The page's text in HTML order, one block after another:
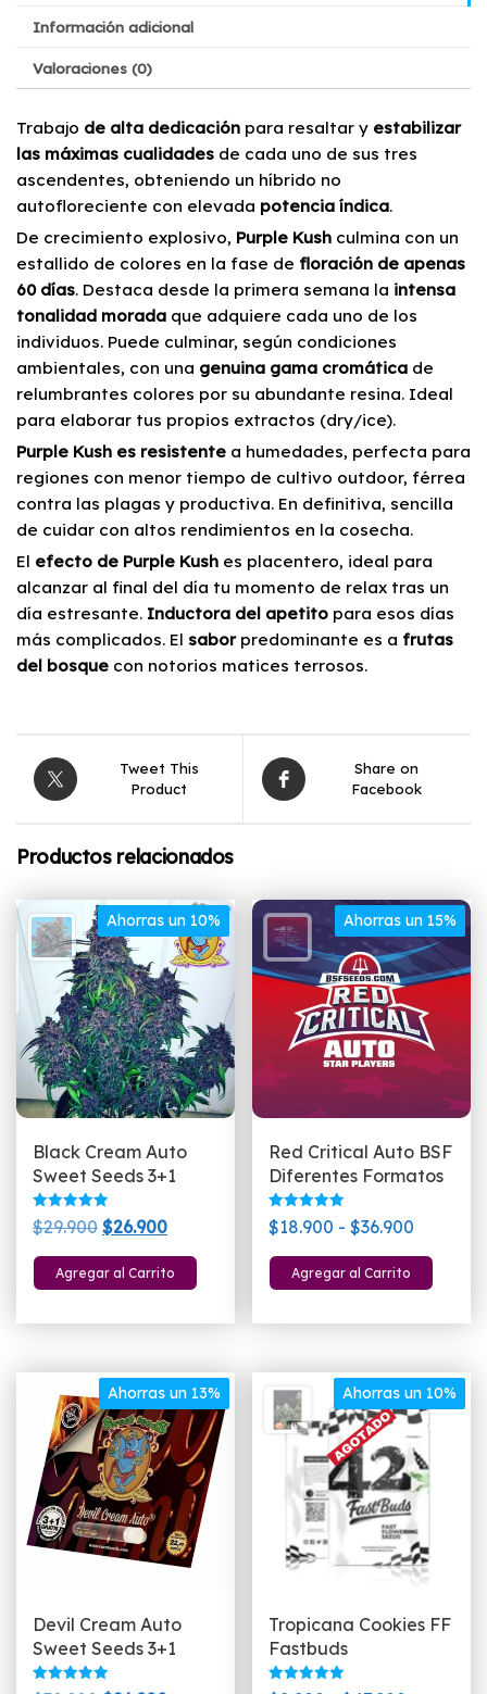
Información adicional
Valoraciones (0)
Trabajo de alta dedicación para resaltar y estabilizar
las máximas cualidades de cada uno de sus tres
ascendentes, obteniendo un híbrido no
autofloreciente con elevada potencia índica.
De crecimiento explosivo, Purple Kush culmina con un
estallido de colores en la fase de floración de apenas
60 días. Destaca desde la primera semana la intensa
tonalidad morada que adquiere cada uno de los
individuos. Puede culminar, según condiciones
ambientales, con una genuina gama cromática de
relumbrantes colores por su abundante resina. Ideal
para elaborar tus propios extractos (dry/ice).
Purple Kush es resistente a humedades, perfecta para
regiones con menor tiempo de cultivo outdoor, férrea
contra las plagas y productiva. En definitiva, sencilla
de cuidar con altos rendimientos en la cosecha.
El efecto de Purple Kush es placentero, ideal para
alcanzar al final del día tu momento de relax tras un
día estresante. Inductora del apetito para esos días
más complicados. El saborpredominante es a frutas
del bosque con notorios matices terrosos.
Tweet This
Product
Share on
Facebook
Productos relacionados
Ahorras un 10%
Black Cream Auto
Sweet Seeds 3+1
Valorado
con
de 5
$29.900 El
precio
original
$26.900El
precio
actual
Agregar al Carrito
Ahorras un 15%
Red Critical Auto BSF
Diferentes Formatos
Valorado
con
de 5
$18.900 - $36.900
de
precios:
$36.900
Agregar al Carrito
Las
Ahorras un 13%
Devil Cream Auto
Sweet Seeds 3+1
Ahorras un 10%
Tropicana Cookies FF
Fastbuds